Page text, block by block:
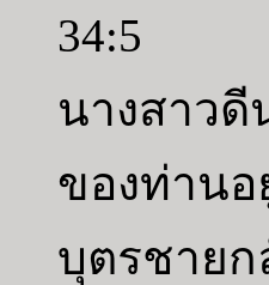
34:5 ยา
นางสาว
ของท่าน
บุตรชาย